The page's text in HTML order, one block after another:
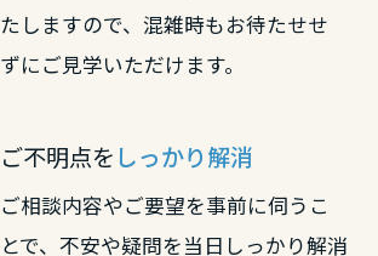
たしますので、混雑時もお待たせせ
ずにご見学いただけます。
ご不明点を しっかり解消
ご相談内容やご要望を事前に伺うこ
とで、不安や疑問を当日しっかり解消